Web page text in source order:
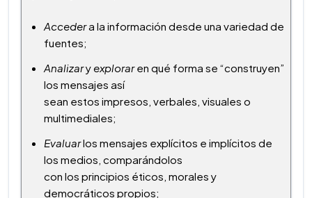
Accedera la información desde una variedad de
fuentes;
Analizaryexploraren qué forma se “construyen”
los mensajes así
sean estos impresos, verbales, visuales o
multimediales;
Evaluarlos mensajes explícitos e implícitos de
los medios, comparándolos
con los principios éticos, morales y
democráticos propios;